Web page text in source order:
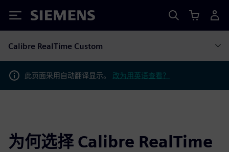
Siemens
Calibre RealTime Custom
此页面采用自动翻译显示。 改为用英语查看？
为何选择 Calibre RealTime